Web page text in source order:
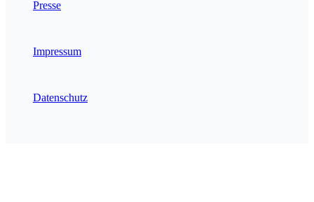
Presse
Impressum
Datenschutz